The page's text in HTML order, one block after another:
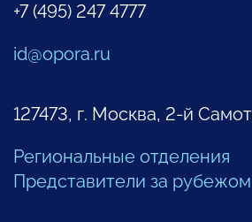
+7 (495) 247 4777
id@opora.ru
127473, г. Москва, 2-й
Региональные отделения
Представители за рубежом